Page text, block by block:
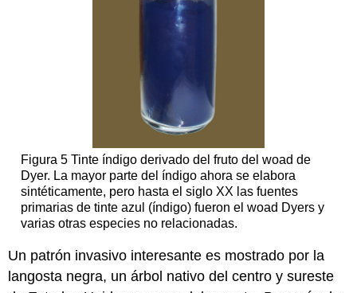
Figura 5 Tinte índigo derivado del fruto del woad de
Dyer. La mayor parte del índigo ahora se elabora
sintéticamente, pero hasta el siglo XX las fuentes
primarias de tinte azul (índigo) fueron el woad Dyers y
varias otras especies no relacionadas.
Un patrón invasivo interesante es mostrado por la
langosta negra, un árbol nativo del centro y sureste